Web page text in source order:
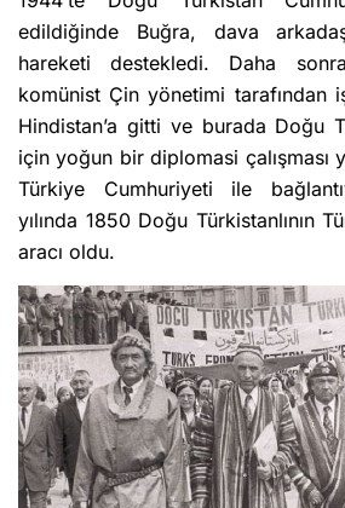
edildiğinde Buğra, dava
hareketi destekledi. Daha
komünist Çin yönetimi tarafından
Hindistan’a gitti ve burada Doğu
için yoğun bir diplomasi çalışması
Türkiye Cumhuriyeti ile
yılında 1850 Doğu Türkistanlının
aracı oldu.